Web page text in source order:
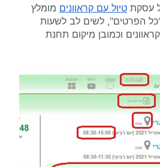
עסקת טיול עם קראוונים מומלץ
הפרטים", לשים לב לשעות
וכמובן מיקום תחנת